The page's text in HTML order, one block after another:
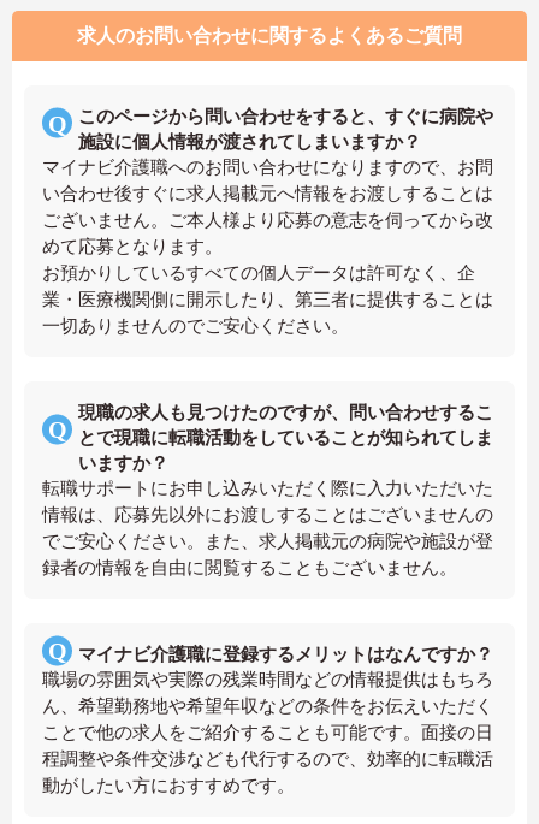
求人のお問い合わせに関するよくあるご質問
このページから問い合わせをすると、すぐに病院や
施設に個人情報が渡されてしまいますか？
マイナビ介護職へのお問い合わせになりますので、お問
い合わせ後すぐに求人掲載元へ情報をお渡しすることは
ございません。ご本人様より応募の意志を伺ってから改
めて応募となります。
お預かりしているすべての個人データは許可なく、企
業・医療機関側に開示したり、第三者に提供することは
一切ありませんのでご安心ください。
現職の求人も見つけたのですが、問い合わせするこ
とで現職に転職活動をしていることが知られてしま
いますか？
転職サポートにお申し込みいただく際に入力いただいた
情報は、応募先以外にお渡しすることはございませんの
でご安心ください。また、求人掲載元の病院や施設が登
録者の情報を自由に閲覧することもございません。
マイナビ介護職に登録するメリットはなんですか？
職場の雰囲気や実際の残業時間などの情報提供はもちろ
ん、希望勤務地や希望年収などの条件をお伝えいただく
ことで他の求人をご紹介することも可能です。面接の日
程調整や条件交渉なども代行するので、効率的に転職活
動がしたい方におすすめです。